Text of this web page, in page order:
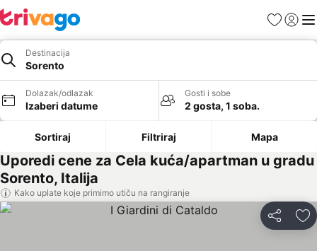
FavoritiPrijavi
Destinacija
Sorento
Dolazak/odlazak
Izaberi datume
Gosti i sobe
2 gosta, 1 soba.
Sortiraj Filtriraj Mapa
Uporedi cene za Cela kuća/apartman u gradu
Sorento, Italija
Kako uplate koje primimo utiču na rangiranje
Deli